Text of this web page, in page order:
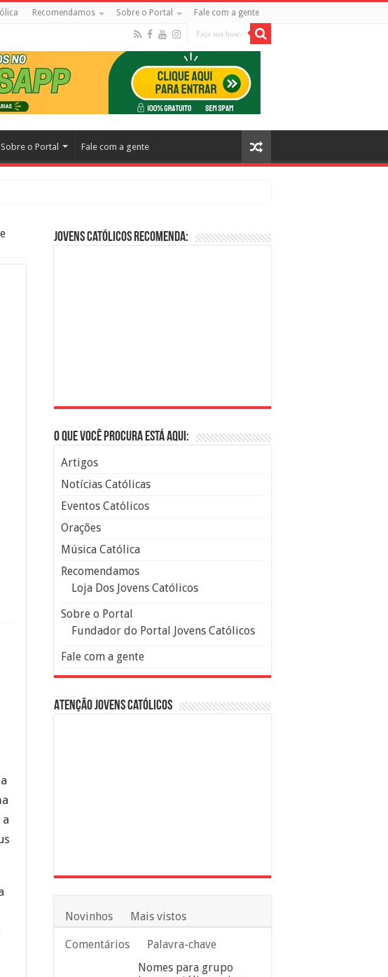
Recomendamos Sobre o Portal Fale com a gente
Sobre o Portal Fale com a gente
os Católicos no Cinema
Jovens Católicos Recomenda:
O que você procura está aqui:
Artigos
Notícias Católicas
Eventos Católicos
Orações
Música Católica
Recomendamos
Loja Dos Jovens Católicos
Sobre o Portal
Fundador do Portal Jovens Católicos
Fale com a gente
Atenção Jovens Católicos
Novinhos Mais vistos
Comentários
Palavra-chave
Nomes para grupo